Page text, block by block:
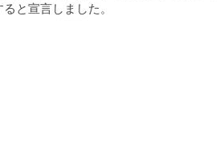
と宣言しました。